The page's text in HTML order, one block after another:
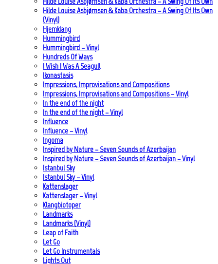
Hilde Louise Asbjørnsen & Kaba Orchestra – A Swing Of Its Own
(Vinyl)
Hjemklang
Hummingbird
Hummingbird – Vinyl
Hundreds Of Ways
I Wish I Was A Seagull
Ikonastasis
Impressions, Improvisations and Compositions
Impressions, Improvisations and Compositions – Vinyl
In the end of the night
In the end of the night – Vinyl
Influence
Influence – Vinyl
Ingoma
Inspired by Nature – Seven Sounds of Azerbaijan
Inspired by Nature – Seven Sounds of Azerbaijan – Vinyl
Istanbul Sky
Istanbul Sky – Vinyl
Kattenslager
Kattenslager – Vinyl
Klangbiotoper
Landmarks
Landmarks (Vinyl)
Leap of Faith
Let Go
Let Go Instrumentals
Lights Out